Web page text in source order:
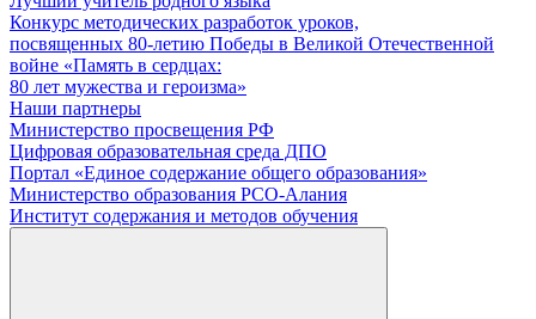
Конкурс методических разработок уроков,
посвященных 80-летию Победы в Великой Отечественной
войне «Память в сердцах:
80 лет мужества и героизма»
Наши партнеры
Министерство просвещения РФ
Цифровая образовательная среда ДПО
Портал «Единое содержание общего образования»
Министерство образования РСО-Алания
Институт содержания и методов обучения